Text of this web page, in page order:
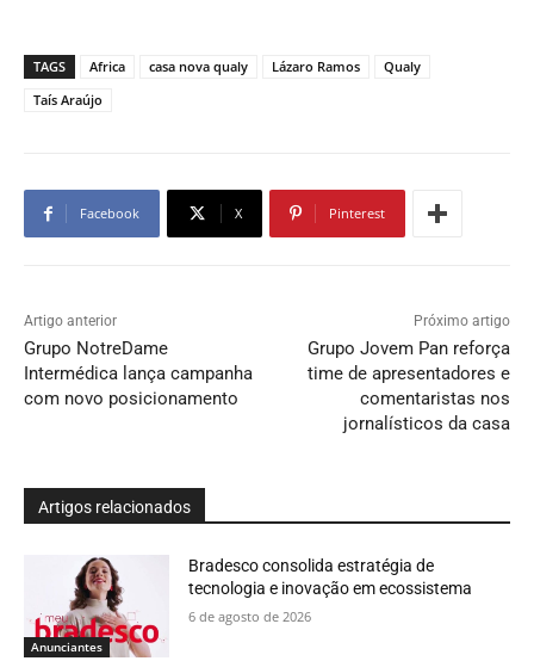
TAGS Africa casa nova qualy Lázaro Ramos
Qualy
Taís Araújo
Facebook X Pinterest
Artigo anterior
Grupo NotreDame
Intermédica lança campanha
com novo posicionamento
Próximo artigo
Grupo Jovem Pan reforça
time de apresentadores e
comentaristas nos
jornalísticos da casa
Artigos relacionados
Anunciantes
Bradesco consolida estratégia de
tecnologia e inovação em ecossistema
6 de agosto de 2026